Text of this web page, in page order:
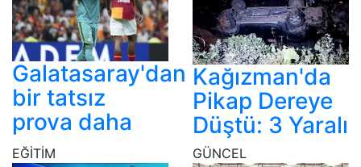
Galatasaray'dan
bir tatsız
prova daha
Kağızman'da
Pikap Dereye
Düştü: 3 Yaralı
EĞİTİM GÜNCEL